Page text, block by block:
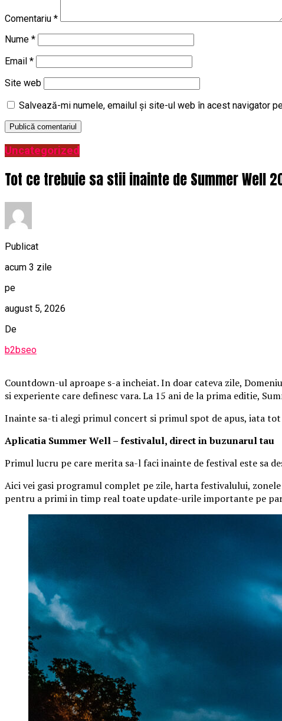
Comentariu *
Nume *
Email *
Site web
Salvează-mi numele, emailul și site-ul web în acest navigator
Uncategorized
Tot ce trebuie sa stii inainte de Summer Well
Publicat
acum 3 zile
pe
august 5, 2026
De
b2bseo
Countdown-ul aproape s-a incheiat. In doar cateva zile,
si experiente care definesc vara. La 15 ani de la prima editie,
Inainte sa-ti alegi primul concert si primul spot de apus, iata
Aplicatia Summer Well– festivalul, direct in buzunarul tau
Primul lucru pe care merita sa-l faci inainte de festival este sa
Aici vei gasi programul complet pe zile, harta festivalului,
pentru a primi in timp real toate update-urile importante pe